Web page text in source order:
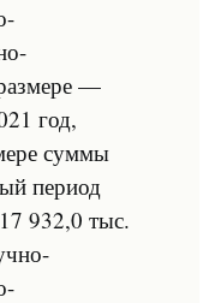
—
год,
суммы
период
932,0 тыс.